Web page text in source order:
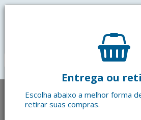
Entrega ou
Escolha abaixo a melhor forma
retirar suas compras.